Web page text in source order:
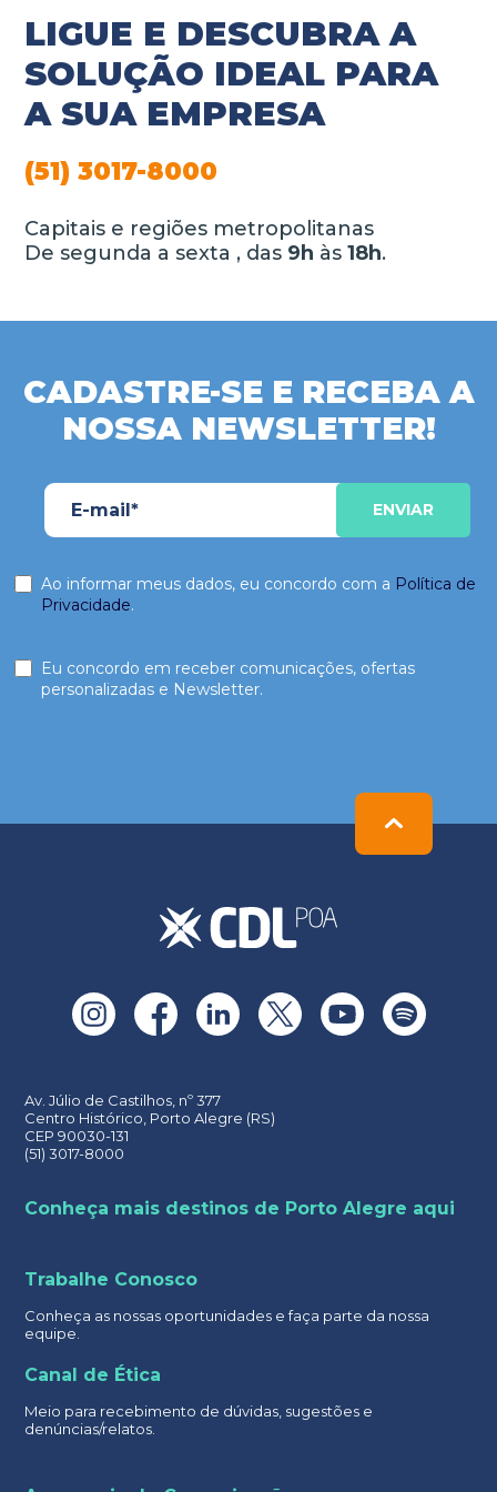
LIGUE E DESCUBRA A
SOLUÇÃO IDEAL PARA
A SUA EMPRESA
(51) 3017-8000
Capitais e regiões metropolitanas
De segunda a sexta , das 9h às18h.
CADASTRE-SE E RECEBA A
NOSSA NEWSLETTER!
Ao informar meus dados, eu concordo com a Política de
Privacidade.
Eu concordo em receber comunicações, ofertas
personalizadas e Newsletter.
Av. Júlio de Castilhos, nº 377
Centro Histórico, Porto Alegre (RS)
CEP 90030-131
(51) 3017-8000
Conheça mais destinos de Porto Alegre aqui
Trabalhe Conosco
Conheça as nossas oportunidades e faça parte da nossa
equipe.
Canal de Ética
Meio para recebimento de dúvidas, sugestões e
denúncias/relatos.